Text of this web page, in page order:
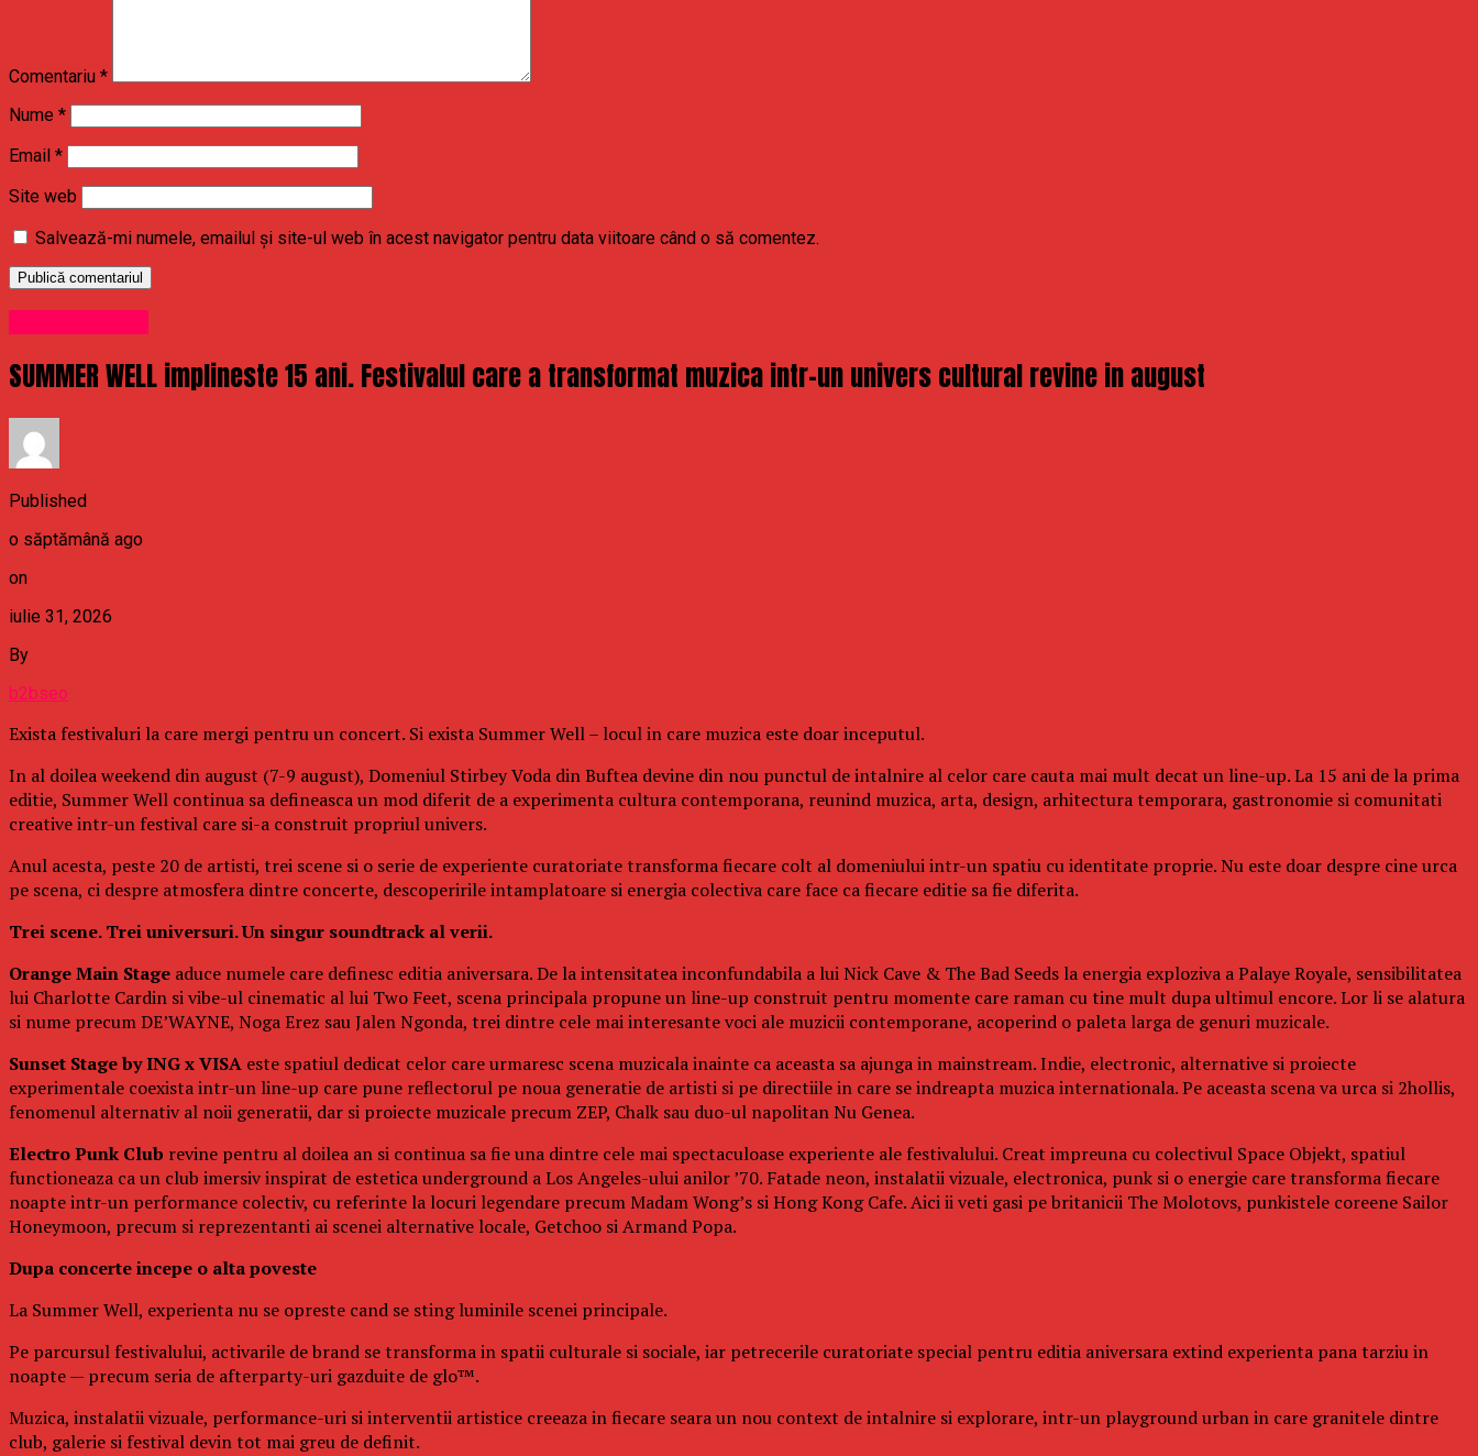
Comentariu *
Nume *
Email *
Site web
Salvează-mi numele, emailul și site-ul web în acest navigator pentru data viitoare când o să comentez.
SUMMER WELL implineste 15 ani. Festivalul care a transformat muzica intr-un univers cultural revine in august
Published
o săptămână ago
on
iulie 31, 2026
By
b2bseo
Exista festivaluri la care mergi pentru un concert. Si exista Summer Well – locul in care muzica este doar inceputul.
In al doilea weekend din august (7-9 august), Domeniul Stirbey Voda din Buftea devine din nou punctul de intalnire al celor care cauta mai mult decat un line-up. La 15 ani de la prima
editie, Summer Well continua sa defineasca un mod diferit de a experimenta cultura contemporana, reunind muzica, arta, design, arhitectura temporara, gastronomie si comunitati
creative intr-un festival care si-a construit propriul univers.
Anul acesta, peste 20 de artisti, trei scene si o serie de experiente curatoriate transforma fiecare colt al domeniului intr-un spatiu cu identitate proprie. Nu este doar despre cine urca
pe scena, ci despre atmosfera dintre concerte, descoperirile intamplatoare si energia colectiva care face ca fiecare editie sa fie diferita.
Trei scene. Trei universuri. Un singur soundtrack al verii.
Orange Main Stage aduce numele care definesc editia aniversara. De la intensitatea inconfundabila a lui Nick Cave & The Bad Seeds la energia exploziva a Palaye Royale, sensibilitatea
lui Charlotte Cardin si vibe-ul cinematic al lui Two Feet, scena principala propune un line-up construit pentru momente care raman cu tine mult dupa ultimul encore. Lor li se alatura
si nume precum DE’WAYNE, Noga Erez sau Jalen Ngonda, trei dintre cele mai interesante voci ale muzicii contemporane, acoperind o paleta larga de genuri muzicale.
Sunset Stage by ING x VISA este spatiul dedicat celor care urmaresc scena muzicala inainte ca aceasta sa ajunga in mainstream. Indie, electronic, alternative si proiecte
experimentale coexista intr-un line-up care pune reflectorul pe noua generatie de artisti si pe directiile in care se indreapta muzica internationala. Pe aceasta scena va urca si 2hollis,
fenomenul alternativ al noii generatii, dar si proiecte muzicale precum ZEP, Chalk sau duo-ul napolitan Nu Genea.
Electro Punk Club revine pentru al doilea an si continua sa fie una dintre cele mai spectaculoase experiente ale festivalului. Creat impreuna cu colectivul Space Objekt, spatiul
functioneaza ca un club imersiv inspirat de estetica underground a Los Angeles-ului anilor ’70. Fatade neon, instalatii vizuale, electronica, punk si o energie care transforma fiecare
noapte intr-un performance colectiv, cu referinte la locuri legendare precum Madam Wong’s si Hong Kong Cafe. Aici ii veti gasi pe britanicii The Molotovs, punkistele coreene Sailor
Honeymoon, precum si reprezentanti ai scenei alternative locale, Getchoo si Armand Popa.
Dupa concerte incepe o alta poveste
La Summer Well, experienta nu se opreste cand se sting luminile scenei principale.
Pe parcursul festivalului, activarile de brand se transforma in spatii culturale si sociale, iar petrecerile curatoriate special pentru editia aniversara extind experienta pana tarziu in
noapte — precum seria de afterparty-uri gazduite de glo™.
Muzica, instalatii vizuale, performance-uri si interventii artistice creeaza in fiecare seara un nou context de intalnire si explorare, intr-un playground urban in care granitele dintre
club, galerie si festival devin tot mai greu de definit.